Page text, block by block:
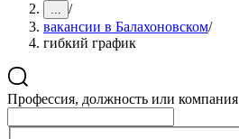
... /
вакансии в Балахоновском/
гибкий график
Профессия, должность или компания